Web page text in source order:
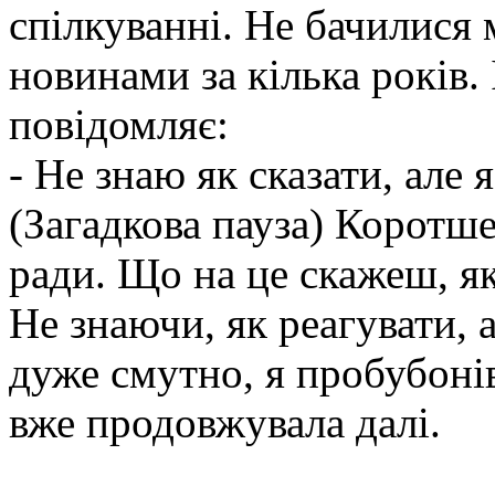
спілкуванні. Не
новинами за кілька
повідомляє:
- Не знаю як сказати, але
(Загадкова пауза)
ради. Що на це скажеш,
Не знаючи, як реагувати,
дуже смутно, я
вже продовжувала далі.